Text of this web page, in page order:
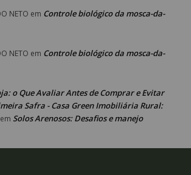
NETO em Controle biológico da mosca-da-
NETO em Controle biológico da mosca-da-
o Que Avaliar Antes de Comprar e Evitar
Safra - Casa Green Imobiliária Rural:
Solos Arenosos: Desafios e manejo